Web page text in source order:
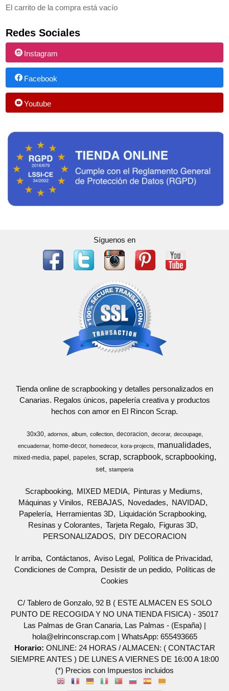
El carrito de la compra está vacío
Redes Sociales
Instagram
Facebook
Youtube
Síguenos en
Tienda online de scrapbooking y detalles personalizados en
Canarias. Regalos únicos, papelería creativa y productos
hechos con amor en El Rincon Scrap.
30x30 adornos album collection decoracion decorar
decoupage
encuadernar
home-decor homedecor kora-projects manualidades
mixed-media papel papeles scrap scrapbook scrapbooking
set stamperia
Scrapbooking MIXED MEDIA
Pinturas y Mediums
Máquinas y Vinilos
REBAJAS Novedades
NAVIDAD
Papelería
Herramientas 3D
Liquidación Scrapbooking
Resinas y Colorantes
Tarjeta Regalo
Figuras 3D
PERSONALIZADOS
DIY DECORACION
Ir arriba Contáctanos Aviso Legal
Política de Privacidad
Condiciones de Compra
Desistir de un pedido
Políticas de
Cookies
C/ Tablero de Gonzalo, 92 B ( ESTE ALMACEN ES SOLO
PUNTO DE RECOGIDA Y NO UNA TIENDA FISICA) - 35017
Las Palmas de Gran Canaria, Las Palmas - (España) |
hola@elrinconscrap.com | WhatsApp: 655493665
Horario: ONLINE: 24 HORAS / ALMACEN: ( CONTACTAR
SIEMPRE ANTES ) DE LUNES A VIERNES DE 16:00 A 18:00
(*) Precios con Impuestos incluidos